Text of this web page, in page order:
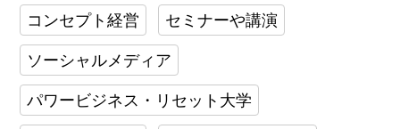
コンセプト経営 セミナーや講演
ソーシャルメディア
パワービジネス・リセット大学